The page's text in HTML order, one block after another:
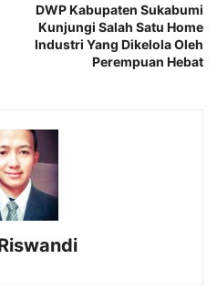
DWP Kabupaten Sukabumi
Kunjungi Salah Satu Home
Industri Yang Dikelola Oleh
Perempuan Hebat